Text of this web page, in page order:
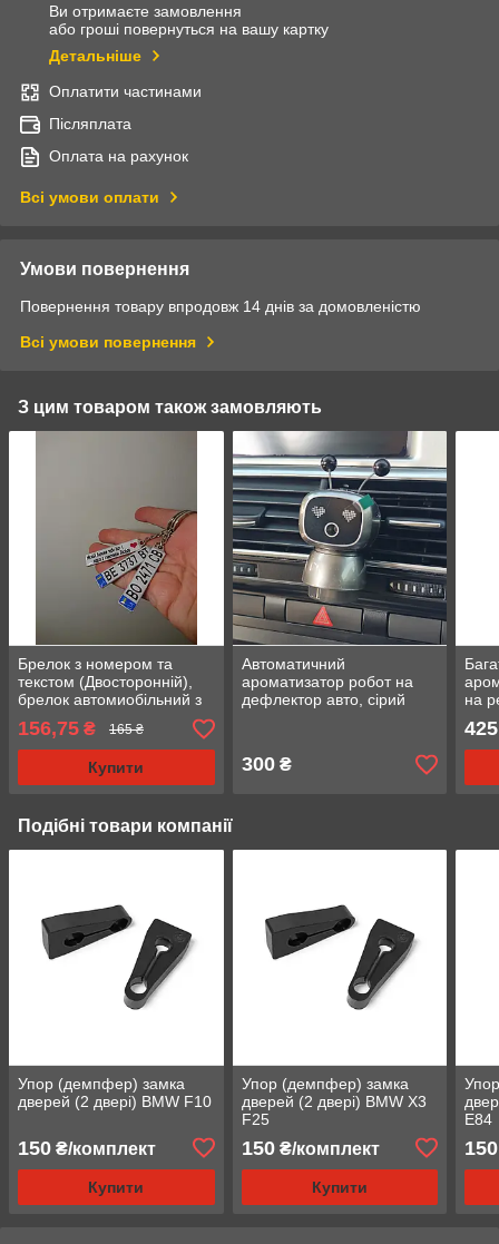
Ви отримаєте замовлення
або гроші повернуться на вашу картку
Детальніше
Оплатити частинами
Післяплата
Оплата на рахунок
Всі умови оплати
Умови повернення
Повернення товару впродовж 14 днів за домовленістю
Всі умови повернення
З цим товаром також замовляють
Брелок з номером та
текстом (Двосторонній),
брелок автомиобільний з
логотипом
156,75 ₴ 165 ₴
Купити
Автоматичний
ароматизатор робот на
дефлектор авто, сірий
300₴
на
425
Подібні товари компанії
Упор (демпфер) замка
дверей (2 двері) BMW F10
150 ₴/комплект
Купити
Упор (демпфер) замка
дверей (2 двері) BMW X3
F25
150₴/комплект
Купити
E84
150